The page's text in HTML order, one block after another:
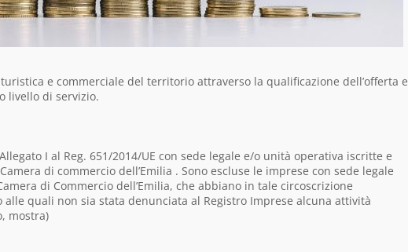
e commerciale del territorio attraverso la qualificazione dell’offerta e
livello di servizio.
I al Reg. 651/2014/UE con sede legale e/o unità operativa iscritte e
di commercio dell’Emilia . Sono escluse le imprese con sede legale
di Commercio dell’Emilia, che abbiano in tale circoscrizione
quali non sia stata denunciata al Registro Imprese alcuna attività
mostra)